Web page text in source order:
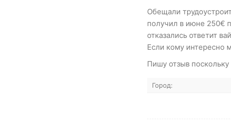
Обещали
получил в июне 250€
отказались ответит
Если кому интересно
Пишу отзыв поскольку
Город: